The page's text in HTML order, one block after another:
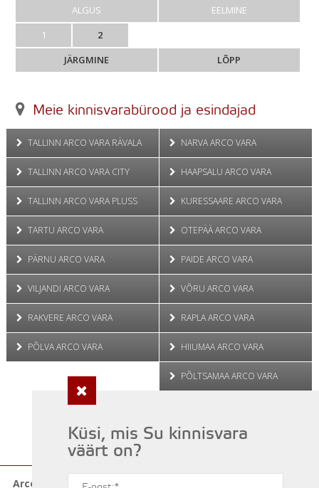
ALGUS
EELMINE
1
2
JÄRGMINE
LÕPP
Meie kinnisvarabürood ja esindajad
TALLINN ARCO VARA RÄVALA
TALLINN ARCO VARA CITY
TALLINN ARCO VARA PLUSS
TARTU ARCO VARA
PÄRNU ARCO VARA
VILJANDI ARCO VARA
RAKVERE ARCO VARA
PÕLVA ARCO VARA
NARVA ARCO VARA
HAAPSALU ARCO VARA
KURESSAARE ARCO VARA
OTEPÄÄ ARCO VARA
PAIDE ARCO VARA
VÕRU ARCO VARA
RAPLA ARCO VARA
HIIUMAA ARCO VARA
PÕLTSAMAA ARCO VARA
JÕGEVA ARCO VARA
Arco Vara Kinnisvarabüroo OÜ
Küsi, mis Su kinnisvara
väärt on?